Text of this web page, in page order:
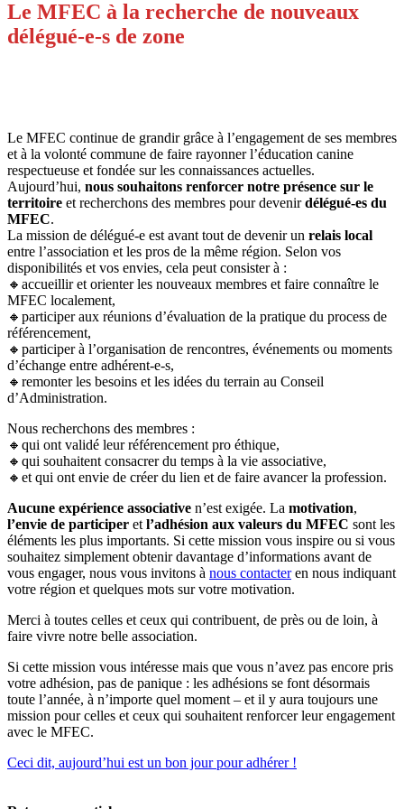
Le MFEC à la recherche de nouveaux
délégué-e-s de zone
Le MFEC continue de grandir grâce à l’engagement de ses membres
et à la volonté commune de faire rayonner l’éducation canine
respectueuse et fondée sur les connaissances actuelles.
Aujourd’hui, nous souhaitons renforcer notre présence sur le
territoire et recherchons des membres pour devenirdélégué-es du
MFEC.
La mission de délégué-e est avant tout de devenir un relais local
entre l’association et les pros de la même région. Selon vos
disponibilités et vos envies, cela peut consister à :
🔸accueillir et orienter les nouveaux membres et faire connaître le
MFEC localement,
🔸participer aux réunions d’évaluation de la pratique du process de
référencement,
🔸participer à l’organisation de rencontres, événements ou moments
d’échange entre adhérent-e-s,
🔸remonter les besoins et les idées du terrain au Conseil
d’Administration.
Nous recherchons des membres :
🔸qui ont validé leur référencement pro éthique,
🔸qui souhaitent consacrer du temps à la vie associative,
🔸et qui ont envie de créer du lien et de faire avancer la profession.
Aucune expérience associative n’est exigée. La motivation,
l’envie de participer et l’adhésion aux valeurs du MFEC sont les
éléments les plus importants. Si cette mission vous inspire ou si vous
souhaitez simplement obtenir davantage d’informations avant de
vous engager, nous vous invitons à nous contacteren nous indiquant
votre région et quelques mots sur votre motivation.
Merci à toutes celles et ceux qui contribuent, de près ou de loin, à
faire vivre notre belle association.
Si cette mission vous intéresse mais que vous n’avez pas encore pris
votre adhésion, pas de panique : les adhésions se font désormais
toute l’année, à n’importe quel moment – et il y aura toujours une
mission pour celles et ceux qui souhaitent renforcer leur engagement
avec le MFEC.
Ceci dit, aujourd’hui est un bon jour pour adhérer !